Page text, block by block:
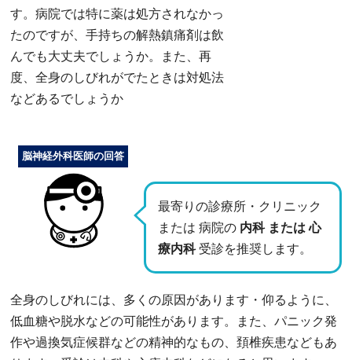
す。病院では特に薬は処方されなかっ
たのですが、手持ちの解熱鎮痛剤は飲
んでも大丈夫でしょうか。また、再
度、全身のしびれがでたときは対処法
などあるでしょうか
最寄りの診療所・クリニック
または 病院の 内科 または 心
療内科 受診を推奨します。
脳神経外科医師の回答
全身のしびれには、多くの原因があります・仰るように、
低血糖や脱水などの可能性があります。また、パニック発
作や過換気症候群などの精神的なもの、頚椎疾患などもあ